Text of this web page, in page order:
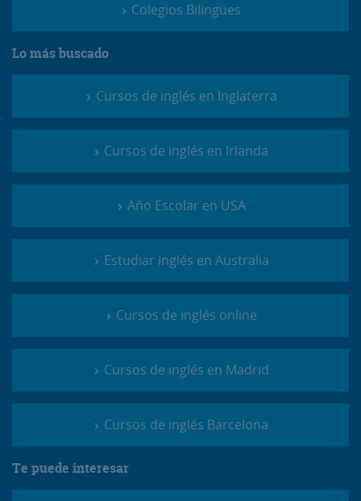
Colegios Bilingües
Lo más buscado
Cursos de inglés en Inglaterra
Cursos de inglés en Irlanda
Año Escolar en USA
Estudiar inglés en Australia
Cursos de inglés online
Cursos de inglés en Madrid
Cursos de inglés Barcelona
Te puede interesar